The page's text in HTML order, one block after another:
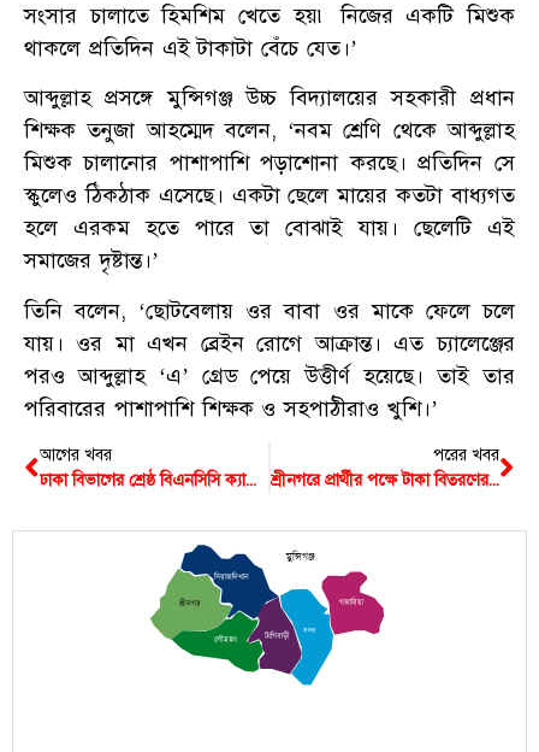
সংসার চালাতে হিমশিম খেতে হয়৷ নিজের একটি মিশুক
থাকলে প্রতিদিন এই টাকাটা বেঁচে যেত।’
আব্দুল্লাহ প্রসঙ্গে মুন্সিগঞ্জ উচ্চ বিদ্যালয়ের সহকারী প্রধান
শিক্ষক তনুজা আহম্মেদ বলেন, ‘নবম শ্রেণি থেকে আব্দুল্লাহ
মিশুক চালানোর পাশাপাশি পড়াশোনা করছে। প্রতিদিন সে
স্কুলেও ঠিকঠাক এসেছে। একটা ছেলে মায়ের কতটা বাধ্যগত
হলে এরকম হতে পারে তা বোঝাই যায়। ছেলেটি এই
সমাজের দৃষ্টান্ত।’
তিনি বলেন, ‘ছোটবেলায় ওর বাবা ওর মাকে ফেলে চলে
যায়। ওর মা এখন ব্রেইন রোগে আক্রান্ত। এত চ্যালেঞ্জের
পরও আব্দুল্লাহ ‘এ’ গ্রেড পেয়ে উত্তীর্ণ হয়েছে। তাই তার
পরিবারের পাশাপাশি শিক্ষক ও সহপাঠীরাও খুশি।’
আগের খবর
ঢাকা বিভাগের শ্রেষ্ঠ বিএনসিসি ক্যাডেট মুন্সিগঞ্জের রাজ
পরের খবর
শ্রীনগরে প্রার্থীর পক্ষে টাকা বিতরণের সময় ভিডিও করায় দুই যুবককে মারধ.র
শ্রীনগর
সিরাজদিখান
টংগিবাড়ী
সদর
গজারিয়া
লৌহজং
মুন্সিগঞ্জ